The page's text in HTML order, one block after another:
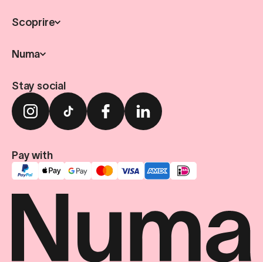
Scoprire
Numa
Stay social
Pay with